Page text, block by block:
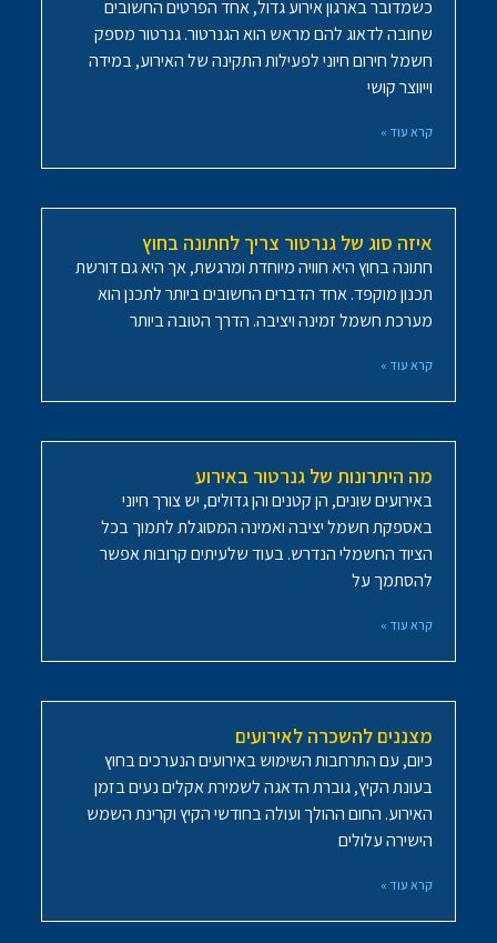
כשמדובר בארגון אירוע גדול, אחד הפרטים החשובים
שחובה לדאוג להם מראש הוא הגנרטור. גנרטור מספק
חשמל חירום חיוני לפעילות התקינה של האירוע, במידה
וייווצר קושי
קרא עוד »
איזה סוג של גנרטור צריך לחתונה בחוץ
חתונה בחוץ היא חוויה מיוחדת ומרגשת, אך היא גם דורשת
תכנון מוקפד. אחד הדברים החשובים ביותר לתכנן הוא
מערכת חשמל זמינה ויציבה. הדרך הטובה ביותר
קרא עוד »
מה היתרונות של גנרטור באירוע
באירועים שונים, הן קטנים והן גדולים, יש צורך חיוני
באספקת חשמל יציבה ואמינה המסוגלת לתמוך בכל
הציוד החשמלי הנדרש. בעוד שלעיתים קרובות אפשר
להסתמך על
קרא עוד »
מצננים להשכרה לאירועים
כיום, עם התרחבות השימוש באירועים הנערכים בחוץ
בעונת הקיץ, גוברת הדאגה לשמירת אקלים נעים בזמן
האירוע. החום ההולך ועולה בחודשי הקיץ וקרינת השמש
הישירה עלולים
קרא עוד »